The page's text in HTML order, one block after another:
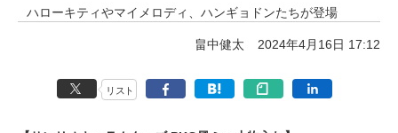
ハローキティやマイメロディ、ハンギョドンたちが登場
畠中健太 2024年4月16日 17:12
リスト